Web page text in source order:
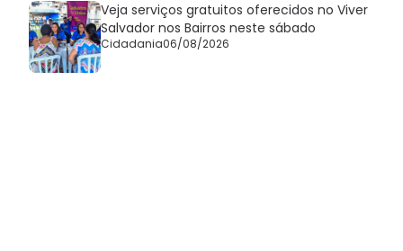
Veja serviços gratuitos oferecidos no Viver
Salvador nos Bairros neste sábado
Cidadania06/08/2026